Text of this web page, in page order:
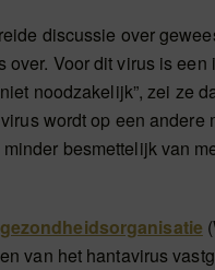
discussie over
over. Voor dit virus is een
noodzakelijk”, zei ze
wordt op een andere
besmettelijk van
van het hantavirus